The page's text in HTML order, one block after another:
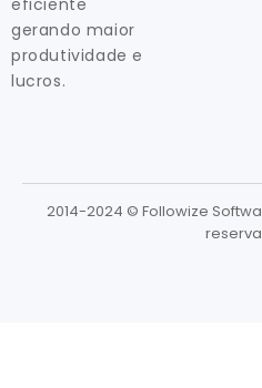
gerando maior
produtividade e
lucros.
2014-2024 © Followize